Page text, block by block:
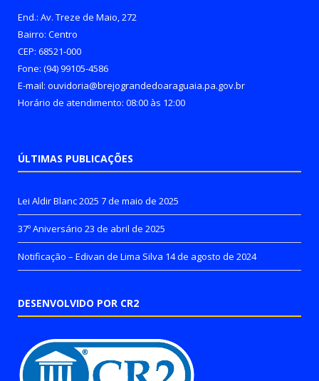
End.: Av. Treze de Maio, 272
Bairro: Centro
CEP: 68521-000
Fone: (94) 99105-4586
E-mail: ouvidoria@brejograndedoaraguaia.pa.gov.br
Horário de atendimento: 08:00 às 12:00
ÚLTIMAS PUBLICAÇÕES
Lei Aldir Blanc 2025 7 de maio de 2025
37º Aniversário 23 de abril de 2025
Notificação – Edivan de Lima Silva 14 de agosto de 2024
DESENVOLVIDO POR CR2